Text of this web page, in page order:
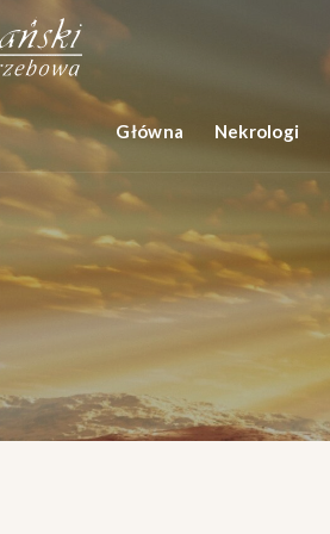
Główna Nekrologi